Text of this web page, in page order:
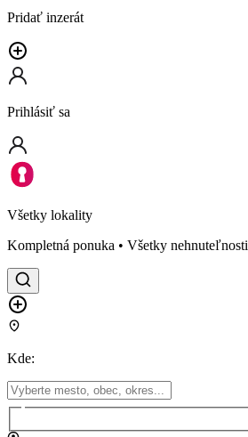
Pridať inzerát
Prihlásiť sa
Všetky lokality
Kompletná ponuka • Všetky nehnuteľnosti
Kde: